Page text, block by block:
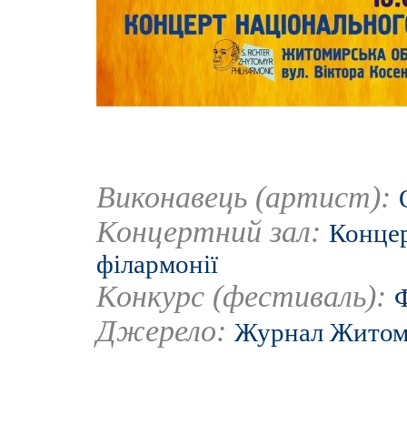
Виконавець (артист):
Концертний зал:
філармонії
Конкурс (фестиваль):
Джерело: Журнал